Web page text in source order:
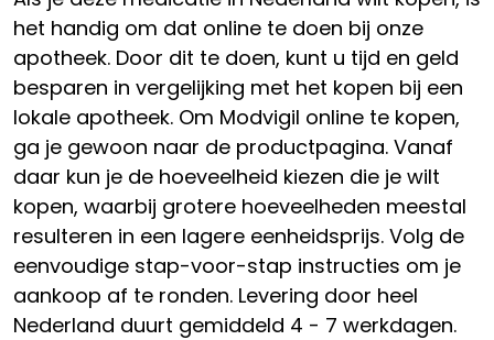
het handig om dat online te doen bij onze
apotheek. Door dit te doen, kunt u tijd en geld
besparen in vergelijking met het kopen bij een
lokale apotheek. Om Modvigil online te kopen,
ga je gewoon naar de productpagina. Vanaf
daar kun je de hoeveelheid kiezen die je wilt
kopen, waarbij grotere hoeveelheden meestal
resulteren in een lagere eenheidsprijs. Volg de
eenvoudige stap-voor-stap instructies om je
aankoop af te ronden. Levering door heel
Nederland duurt gemiddeld 4 - 7 werkdagen.